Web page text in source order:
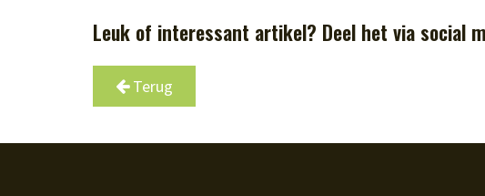
Leuk of interessant artikel? Deel het via social
Terug